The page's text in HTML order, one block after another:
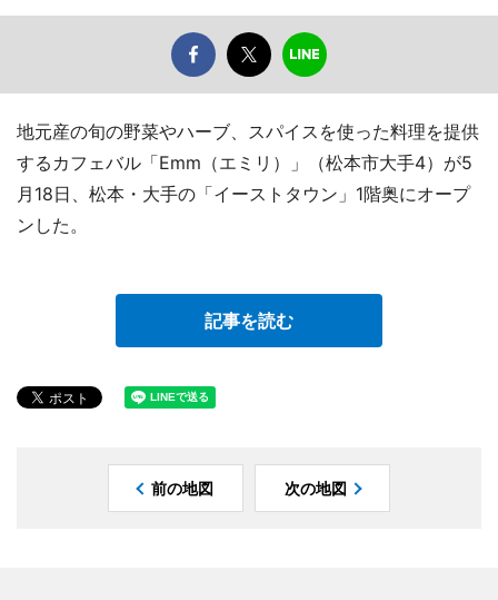
地元産の旬の野菜やハーブ、スパイスを使った料理を提供
するカフェバル「Emm（エミリ）」（松本市大手4）が5
月18日、松本・大手の「イーストタウン」1階奥にオープ
ンした。
記事を読む
前の地図 次の地図